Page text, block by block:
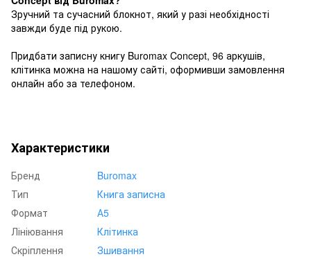
Зручний та сучасний блокнот, який у разі необхідності
завжди буде під рукою.
Придбати записну книгу Buromax Concept, 96 аркушів,
клітинка можна на нашому сайті, оформивши замовлення
онлайн або за телефоном.
Характеристики
Бренд
Buromax
Тип
Книга записна
Формат
А5
Лініювання
Клітинка
Скріплення
Зшивання